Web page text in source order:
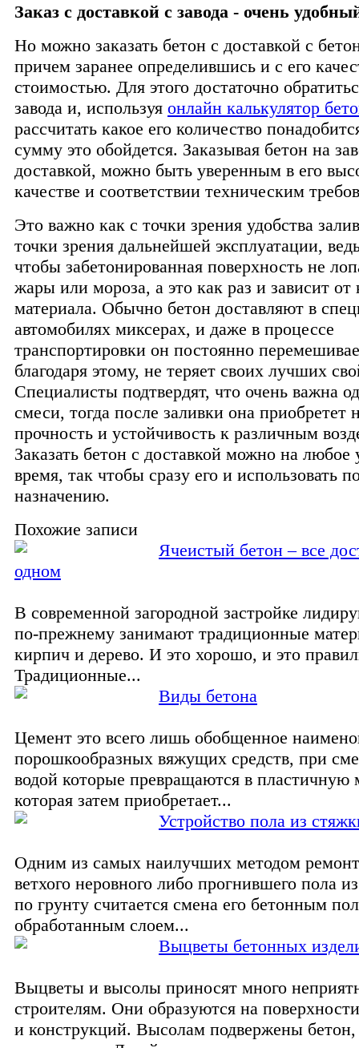
Заказ с доставкой с завода - очень
Но можно заказать бетон с доставкой с
причем заранее определившись и с его
стоимостью. Для этого достаточно
завода и, используя онлайн калькулятор
рассчитать какое его количество
сумму это обойдется. Заказывая бетон на
доставкой, можно быть уверенным в его
качестве и соответствии техническим
Это важно как с точки зрения удобства
точки зрения дальнейшей эксплуатации,
чтобы забетонированная поверхность не
жары или мороза, а это как раз и зависит от
материала. Обычно бетон доставляют в
автомобилях миксерах, и даже в процессе
транспортировки он постоянно
благодаря этому, не теряет своих лучших
Специалисты подтвердят, что очень важна
смеси, тогда после заливки она приобретет
прочность и устойчивость к различным
Заказать бетон с доставкой можно на любое
время, так чтобы сразу его и использовать
назначению.
Похожие записи
Ячеистый бетон – все
одном
В современной загородной застройке
по-прежнему занимают традиционные
кирпич и дерево. И это хорошо, и это
Традиционные...
Виды бетона
Цемент это всего лишь обобщенное
порошкообразных вяжущих средств, при
водой которые превращаются в пластичную
которая затем приобретает...
Устройство пола из
Одним из самых наилучших методом
ветхого неровного либо прогнившего пола
по грунту считается смена его бетонным
обработанным слоем...
Выцветы бетонных
Выцветы и высолы приносят много
строителям. Они образуются на
и конструкций. Высолам подвержены бетон,